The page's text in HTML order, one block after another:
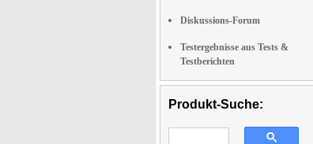
Diskussions-Forum
Testergebnisse aus Tests &
Testberichten
Produkt-Suche: